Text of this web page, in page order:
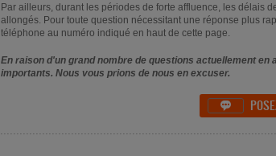
Par ailleurs, durant les périodes de forte affluence, les délais
allongés. Pour toute question nécessitant une réponse plus
téléphone au numéro indiqué en haut de cette page.
En raison d'un grand nombre de questions actuellement en
importants. Nous vous prions de nous en excuser.
